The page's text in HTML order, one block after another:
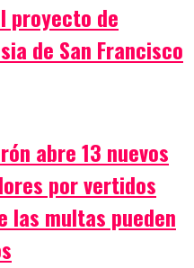
proyecto de
de San Francisco
abre 13 nuevos
por vertidos
las multas pueden